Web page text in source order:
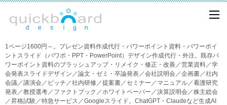
1ページ1600円～。プレゼン資料作成代行・パワーポイント資料・パワーポイ
ントスライド（パワポ・PPT・PowerPoint）デザイン作成代行・外注。既存パ
ワーポイント資料のブラッシュアップ・リメイク・修正・改善／営業資料／学
会発表スライドデザイン／論文・ゼミ・卒論発表／会社説明会／企画書／社内
会議／講演会／ピッチ／社内研修／提案書／セミナー／マニュアル／看護研究
発表／教授選考／ファクトブック／ホワイトペーパー／決算説明会／株主総会
／昇格試験／特急サービス／Googleスライド。ChatGPT・Claudeなど生成AI